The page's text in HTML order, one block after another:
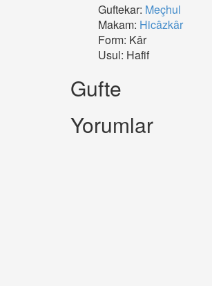
Guftekar: Meçhul
Makam: Hicâzkâr
Form: Kâr
Usul: Hafif
Gufte
Yorumlar